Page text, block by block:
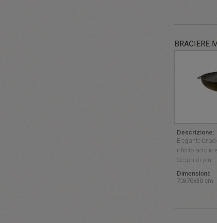
BRACIERE
Descrizione:
Elegante
rifinito ad olio
Scopri di più
Dimensioni:
70x70x30 cm